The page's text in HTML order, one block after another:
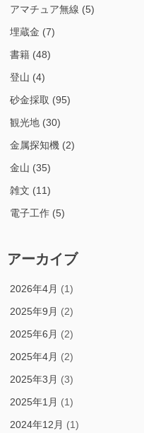
アマチュア無線 (5)
埋蔵金 (7)
書籍 (48)
登山 (4)
砂金採取 (95)
観光地 (30)
金属探知機 (2)
金山 (35)
雑文 (11)
電子工作 (5)
アーカイブ
2026年4月 (1)
2025年9月 (2)
2025年6月 (2)
2025年4月 (2)
2025年3月 (3)
2025年1月 (1)
2024年12月 (1)